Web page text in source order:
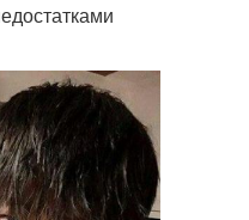
Что сначала макияж или
прическа